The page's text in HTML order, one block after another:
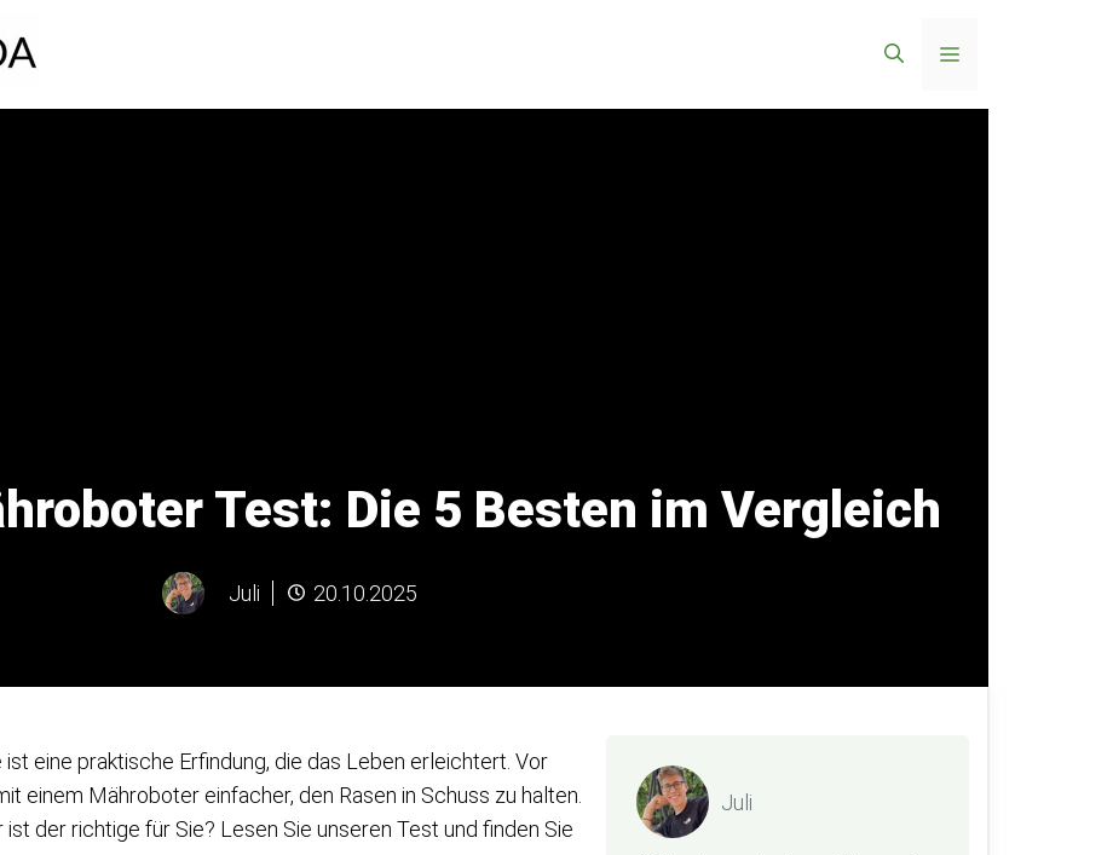
Menü
Test: Die 5 Besten im Vergleich
Juli 20.10.2025
eine praktische Erfindung, die das Leben erleichtert. Vor
einem Mähroboter einfacher, den Rasen in Schuss zu halten.
der richtige für Sie? Lesen Sie unseren Test und finden Sie
Juli